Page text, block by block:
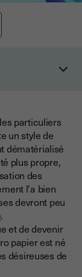
documents?
gargantuesque
pour
particuliers
un style de
dématérialisé
plus propre,
des
l'a bien
devront peu
.
et de devenir
papier est né
désireuses de